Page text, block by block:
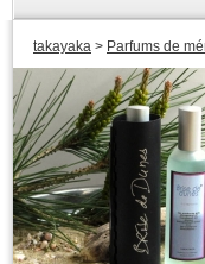
takayaka > Parfums de